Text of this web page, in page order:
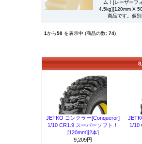
ム！[レーザーフ
4.5kg][120mm X
商品です。個
1から50を表示中 (商品の数: 74)
8
JETKO コンクラー[Conqueror]
1/10 CR1.9 スーパーソフト！
[120mm][2本]
9,209円
1/10